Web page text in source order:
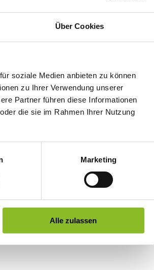
Über Cookies
soziale Medien anbieten zu können
zu Ihrer Verwendung unserer
Partner führen diese Informationen
die sie im Rahmen Ihrer Nutzung
Marketing
Alle zulassen